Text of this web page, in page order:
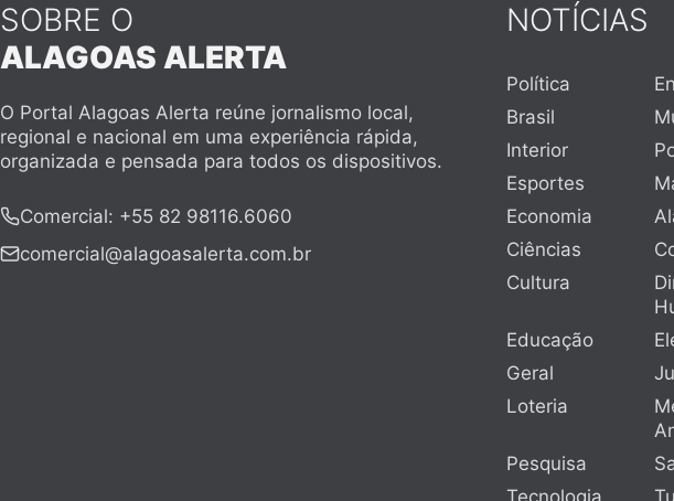
SOBRE O
ALAGOAS ALERTA
O Portal Alagoas Alerta reúne jornalismo local,
regional e nacional em uma experiência rápida,
organizada e pensada para todos os dispositivos.
Comercial: +55 82 98116.6060
comercial@alagoasalerta.com.br
NOTÍCIAS
Política
Brasil
Interior
Esportes
Economia
Ciências
Cultura
Educação
Geral
Loteria
Pesquisa
Tecnologia